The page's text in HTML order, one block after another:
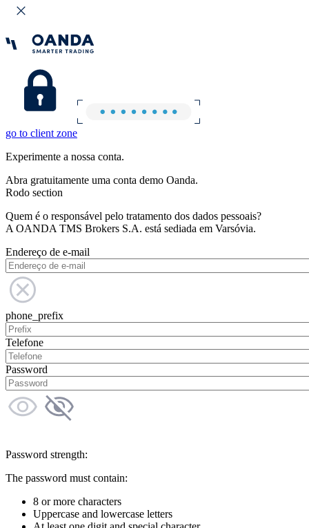
go to client zone
Experimente a nossa conta.
Abra gratuitamente uma conta demo Oanda.
Rodo section
Quem é o responsável pelo tratamento dos dados pessoais?
A OANDA TMS Brokers S.A. está sediada em Varsóvia.
Endereço de e-mail
phone_prefix
Telefone
Password
Password strength:
The password must contain:
8 or more characters
Uppercase and lowercase letters